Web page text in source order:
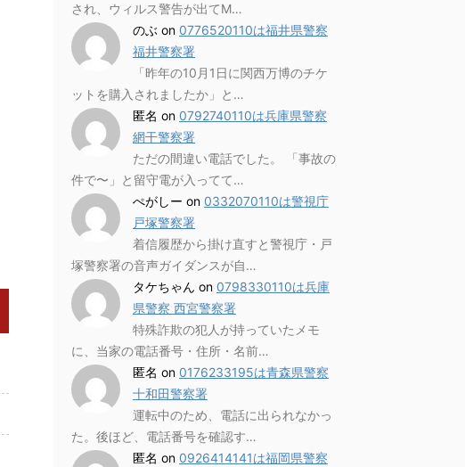
され、ウィルス警告が出てM…
のぶ on 0776520110は福井県警察
福井警察署
「昨年の10月1日に関西万博のチケ
ットを購入されましたか」と…
匿名 on 0792740110は兵庫県警察
網干警察署
ただの間違い電話でした。 「事故の
件で〜」と留守電が入ってて…
ぺがしー on 0332070110は警視庁
戸塚警察署
着信履歴から掛け直すと警視庁・戸
塚警察署の音声ガイダンスが自…
タケちゃん on 0798330110は兵庫
県警察 西宮警察署
特殊詐欺の犯人が持っていたメモ
に、当家の電話番号・住所・名前…
匿名 on 0176233195は青森県警察
十和田警察署
運転中のため、電話に出られなかっ
た。後ほど、電話番号を確認す…
匿名 on 0926414141は福岡県警察